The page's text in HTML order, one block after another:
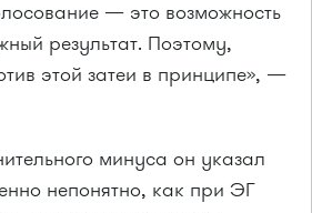
— это возможность
результат. Поэтому,
этой затеи в принципе», —
минуса он указал
непонятно, как при ЭГ